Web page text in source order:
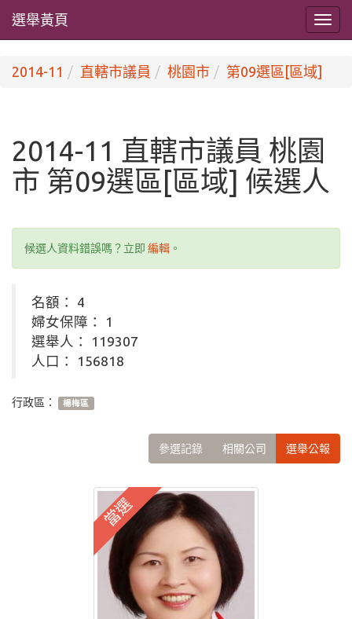
選舉黃頁
2014-11 直轄市議員 桃園市 第09選區[區域]
2014-11 直轄市議員 桃園
市 第09選區[區域] 候選人
候選人資料錯誤嗎？立即 編輯 。
名額： 4
婦女保障： 1
選舉人： 119307
人口： 156818
行政區： 楊梅區
參選記錄 相關公司 選舉公報
當選